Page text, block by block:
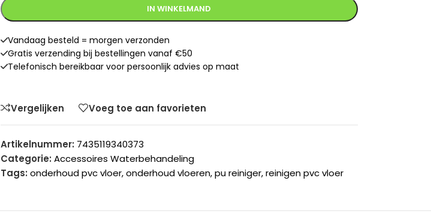
IN WINKELMAND
Vandaag besteld = morgen verzonden
Gratis verzending bij bestellingen vanaf €50
Telefonisch bereikbaar voor persoonlijk advies op maat
Vergelijken Voeg toe aan favorieten
Artikelnummer: 7435119340373
Categorie: Accessoires Waterbehandeling
Tags: onderhoud pvc vloer,onderhoud vloeren,pu reiniger,reinigen pvc vloer